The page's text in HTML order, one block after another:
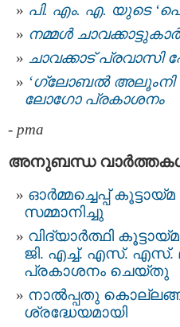
പി. എം. എ. യുടെ
നമ്മള്‍
ചാവക്കാട് പ്രവാസി
‘ഗ്ലോബൽ അലൂംനി
ലോഗോ പ്രകാശനം
- pma
അനുബന്ധ
ഓർമ്മച്ചെപ്പ്
സമ്മാനിച്ചു
വിദ്യാര്‍ത്ഥി
ജി. എച്ച്. എസ്.
പ്രകാശനം ചെയ്തു
നാൽപ്പതു
ശ്രദ്ധേയമായി